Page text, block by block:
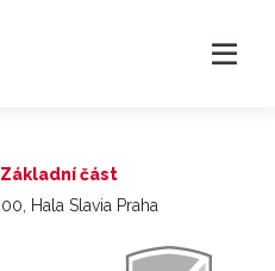
část
Hala Slavia Praha